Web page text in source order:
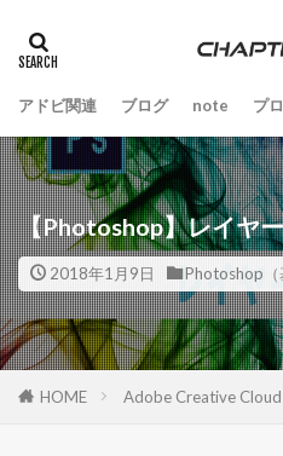
アドビ関連 ブログ note プ
【Photoshop】レイヤ
2018年1月9日 Photoshop（
HOME Adobe Creative Cloud